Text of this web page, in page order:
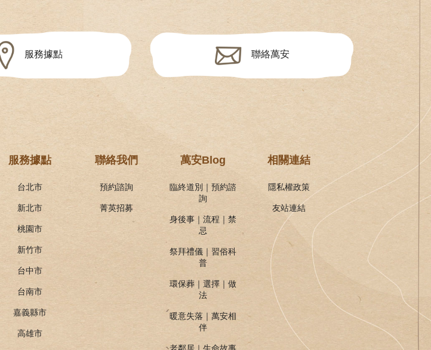
服務據點 聯絡萬安
服務據點
台北市
新北市
桃園市
新竹市
台中市
台南市
嘉義縣市
高雄市
聯絡我們
預約諮詢
菁英招募
萬安Blog
臨終道別｜預約諮
詢
身後事｜流程｜禁
忌
祭拜禮儀｜習俗科
普
環保葬｜選擇｜做
法
暖意失落｜萬安相
伴
老鄰居｜生命故事
相關連結
隱私權政策
友站連結